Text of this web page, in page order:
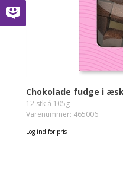
Chokolade fudge i
12 stk á 105g
Varenummer: 465006
Log ind for pris